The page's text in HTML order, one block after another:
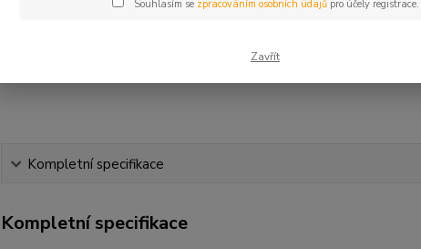
Kompletní specifikace
Kompletní specifikace
Souhlasím se zpracováním osobních údajůpro účely registrace.
Zavřít